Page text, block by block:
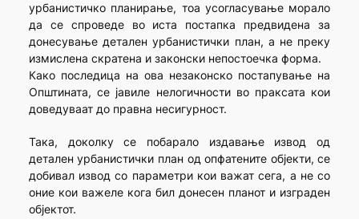
урбанистичко планирање, тоа усогласување морало
да се спроведе во иста постапка предвидена за
донесување детален урбанистички план, а не преку
измислена скратена и законски непостоечка форма.
Како последица на ова незаконско постапување на
Општината, се јавиле нелогичности во праксата кои
доведуваат до правна несигурност.
Така, доколку се побарало издавање извод од
детален урбанистички план од опфатените објекти, се
добивал извод со параметри кои важат сега, а не со
оние кои важеле кога бил донесен планот и изграден
објектот.